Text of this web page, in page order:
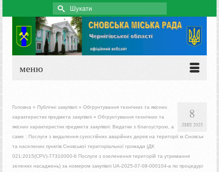
Search
for:
меню
8
ЛИП 2025
Головна » Публічні закупівлі » Обгрунтування технічних та якісних
характеристик предмета закупівлі » Обгрунтування технічних та
якісних характеристик предмета закупівлі: Видатки з благоустрою, а
саме : Послуги з видалення сухостійних аварійних дерев на території м.Сновськ
та населених пунктів Сновської територіальної громади (ДК
021:2015(CPV)-77310000-6 Послуги з озеленення територій та утримання
зелених насаджень) за номером закупівлі UA-2025-07-08-000104-a по процедурі